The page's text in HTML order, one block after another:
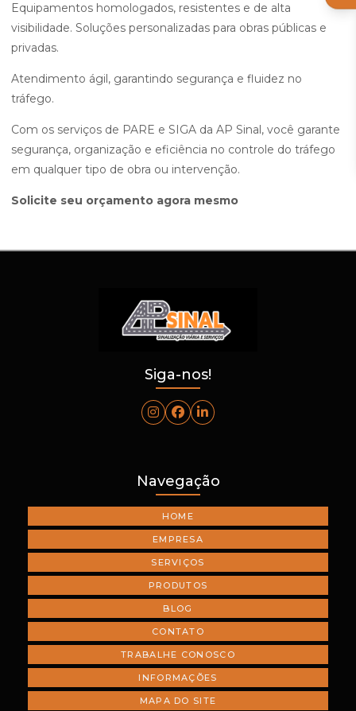
Equipamentos homologados, resistentes e de alta
visibilidade. Soluções personalizadas para obras públicas e
privadas.
Atendimento ágil, garantindo segurança e fluidez no
tráfego.
Com os serviços de PARE e SIGA da AP Sinal, você garante
segurança, organização e eficiência no controle do tráfego
em qualquer tipo de obra ou intervenção.
Solicite seu orçamento agora mesmo
Siga-nos!
Navegação
HOME
EMPRESA
SERVIÇOS
PRODUTOS
BLOG
CONTATO
TRABALHE CONOSCO
INFORMAÇÕES
MAPA DO SITE